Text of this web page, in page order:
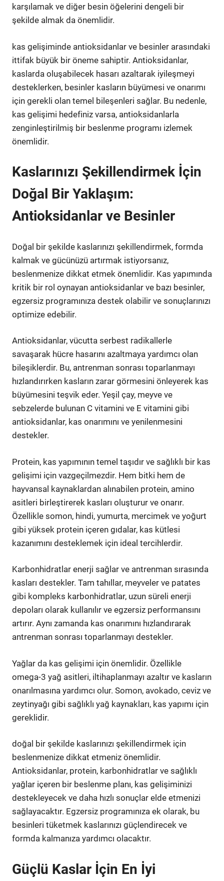
karşılamak ve diğer besin öğelerini dengeli bir
şekilde almak da önemlidir.
kas gelişiminde antioksidanlar ve besinler arasındaki
ittifak büyük bir öneme sahiptir. Antioksidanlar,
kaslarda oluşabilecek hasarı azaltarak iyileşmeyi
desteklerken, besinler kasların büyümesi ve onarımı
için gerekli olan temel bileşenleri sağlar. Bu nedenle,
kas gelişimi hedefiniz varsa, antioksidanlarla
zenginleştirilmiş bir beslenme programı izlemek
önemlidir.
Kaslarınızı Şekillendirmek İçin
Doğal Bir Yaklaşım:
Antioksidanlar ve Besinler
Doğal bir şekilde kaslarınızı şekillendirmek, formda
kalmak ve gücünüzü artırmak istiyorsanız,
beslenmenize dikkat etmek önemlidir. Kas yapımında
kritik bir rol oynayan antioksidanlar ve bazı besinler,
egzersiz programınıza destek olabilir ve sonuçlarınızı
optimize edebilir.
Antioksidanlar, vücutta serbest radikallerle
savaşarak hücre hasarını azaltmaya yardımcı olan
bileşiklerdir. Bu, antrenman sonrası toparlanmayı
hızlandırırken kasların zarar görmesini önleyerek kas
büyümesini teşvik eder. Yeşil çay, meyve ve
sebzelerde bulunan C vitamini ve E vitamini gibi
antioksidanlar, kas onarımını ve yenilenmesini
destekler.
Protein, kas yapımının temel taşıdır ve sağlıklı bir kas
gelişimi için vazgeçilmezdir. Hem bitki hem de
hayvansal kaynaklardan alınabilen protein, amino
asitleri birleştirerek kasları oluşturur ve onarır.
Özellikle somon, hindi, yumurta, mercimek ve yoğurt
gibi yüksek protein içeren gıdalar, kas kütlesi
kazanımını desteklemek için ideal tercihlerdir.
Karbonhidratlar enerji sağlar ve antrenman sırasında
kasları destekler. Tam tahıllar, meyveler ve patates
gibi kompleks karbonhidratlar, uzun süreli enerji
depoları olarak kullanılır ve egzersiz performansını
artırır. Aynı zamanda kas onarımını hızlandırarak
antrenman sonrası toparlanmayı destekler.
Yağlar da kas gelişimi için önemlidir. Özellikle
omega-3 yağ asitleri, iltihaplanmayı azaltır ve kasların
onarılmasına yardımcı olur. Somon, avokado, ceviz ve
zeytinyağı gibi sağlıklı yağ kaynakları, kas yapımı için
gereklidir.
doğal bir şekilde kaslarınızı şekillendirmek için
beslenmenize dikkat etmeniz önemlidir.
Antioksidanlar, protein, karbonhidratlar ve sağlıklı
yağlar içeren bir beslenme planı, kas gelişiminizi
destekleyecek ve daha hızlı sonuçlar elde etmenizi
sağlayacaktır. Egzersiz programınıza ek olarak, bu
besinleri tüketmek kaslarınızı güçlendirecek ve
formda kalmanıza yardımcı olacaktır.
Güçlü Kaslar İçin En İyi